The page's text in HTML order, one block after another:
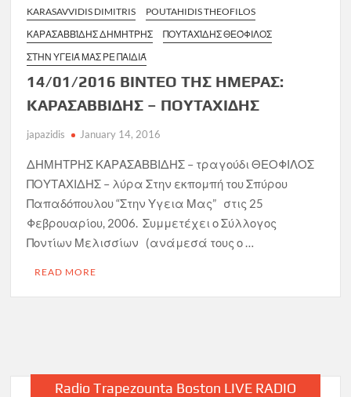
KARASAVVIDIS DIMITRIS
POUTAHIDIS THEOFILOS
ΚΑΡΑΣΑΒΒΊΔΗΣ ΔΗΜΉΤΡΗΣ
ΠΟΥΤΑΧΊΔΗΣ ΘΕΌΦΙΛΟΣ
ΣΤΗΝ ΥΓΕΙΆ ΜΑΣ ΡΕ ΠΑΙΔΙΆ
14/01/2016 ΒΙΝΤΕΟ ΤΗΣ ΗΜΕΡΑΣ:
ΚΑΡΑΣΑΒΒΙΔΗΣ – ΠΟΥΤΑΧΙΔΗΣ
japazidis January 14, 2016
ΔΗΜΗΤΡΗΣ ΚΑΡΑΣΑΒΒΙΔΗΣ – τραγούδι ΘΕΟΦΙΛΟΣ
ΠΟΥΤΑΧΙΔΗΣ – λύρα Στην εκπομπή του Σπύρου
Παπαδόπουλου “Στην Υγεια Μας” στις 25
Φεβρουαρίου, 2006. Συμμετέχει ο Σύλλογος
Ποντίων Μελισσίων (ανάμεσά τους ο …
READ MORE
Radio Trapezounta Boston LIVE RADIO